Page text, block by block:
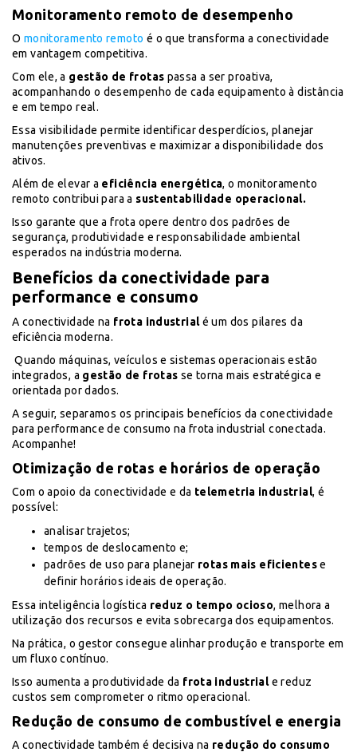
Monitoramento remoto de desempenho
O monitoramento remoto é o que transforma a conectividade
em vantagem competitiva.
Com ele, a gestão de frotas passa a ser proativa,
acompanhando o desempenho de cada equipamento à distância
e em tempo real.
Essa visibilidade permite identificar desperdícios, planejar
manutenções preventivas e maximizar a disponibilidade dos
ativos.
Além de elevar a eficiência energética, o monitoramento
remoto contribui para a sustentabilidade operacional.
Isso garante que a frota opere dentro dos padrões de
segurança, produtividade e responsabilidade ambiental
esperados na indústria moderna.
Benefícios da conectividade para
performance e consumo
A conectividade na frota industrialé um dos pilares da
eficiência moderna.
Quando máquinas, veículos e sistemas operacionais estão
integrados, a gestão de frotas se torna mais estratégica e
orientada por dados.
A seguir, separamos os principais benefícios da conectividade
para performance de consumo na frota industrial conectada.
Acompanhe!
Otimização de rotas e horários de operação
Com o apoio da conectividade e da telemetria industrial, é
possível:
analisar trajetos;
tempos de deslocamento e;
padrões de uso para planejar rotas mais eficientese
definir horários ideais de operação.
Essa inteligência logística reduz o tempo ocioso, melhora a
utilização dos recursos e evita sobrecarga dos equipamentos.
Na prática, o gestor consegue alinhar produção e transporte em
um fluxo contínuo.
Isso aumenta a produtividade da frota industriale reduz
custos sem comprometer o ritmo operacional.
Redução de consumo de combustível e energia
A conectividade também é decisiva na redução do consumo